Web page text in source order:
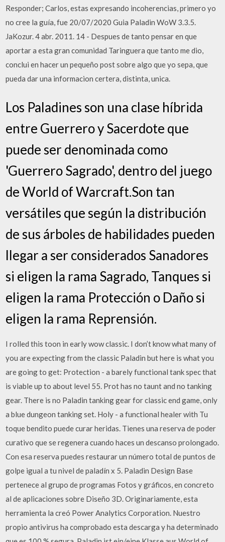
Responder; Carlos, estas expresando incoherencias, primero yo
no cree la guía, fue 20/07/2020 Guia Paladin WoW 3.3.5.
JaKozur. 4 abr. 2011. 14 - Despues de tanto pensar en que
aportar a esta gran comunidad Taringuera que tanto me dio,
conclui en hacer un pequeño post sobre algo que yo sepa, que
pueda dar una informacion certera, distinta, unica.
Los Paladines son una clase híbrida
entre Guerrero y Sacerdote que
puede ser denominada como
'Guerrero Sagrado', dentro del juego
de World of Warcraft.Son tan
versátiles que según la distribución
de sus árboles de habilidades pueden
llegar a ser considerados Sanadores
si eligen la rama Sagrado, Tanques si
eligen la rama Protección o Daño si
eligen la rama Reprensión.
I rolled this toon in early wow classic. I don’t know what many of
you are expecting from the classic Paladin but here is what you
are going to get: Protection - a barely functional tank spec that
is viable up to about level 55. Prot has no taunt and no tanking
gear. There is no Paladin tanking gear for classic end game, only
a blue dungeon tanking set. Holy - a functional healer with Tu
toque bendito puede curar heridas. Tienes una reserva de poder
curativo que se regenera cuando haces un descanso prolongado.
Con esa reserva puedes restaurar un número total de puntos de
golpe igual a tu nivel de paladín x 5. Paladin Design Base
pertenece al grupo de programas Fotos y gráficos, en concreto
al de aplicaciones sobre Diseño 3D. Originariamente, esta
herramienta la creó Power Analytics Corporation. Nuestro
propio antivirus ha comprobado esta descarga y ha determinado